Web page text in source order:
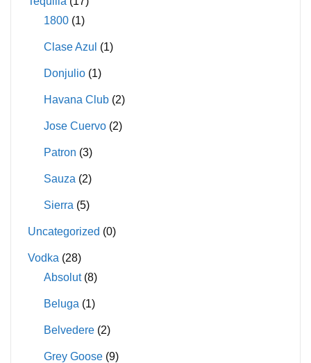
1800 (1)
Clase Azul (1)
Donjulio (1)
Havana Club (2)
Jose Cuervo (2)
Patron (3)
Sauza (2)
Sierra (5)
Uncategorized (0)
Vodka (28)
Absolut (8)
Beluga (1)
Belvedere (2)
Grey Goose (9)